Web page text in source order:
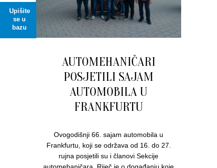
Upišite
se u
bazu
AUTOMEHANIČARI
POSJETILI SAJAM
AUTOMOBILA U
FRANKFURTU
Ovogodišnji 66. sajam automobila u
Frankfurtu, koji se održava od 16. do 27.
rujna posjetili su i članovi Sekcije